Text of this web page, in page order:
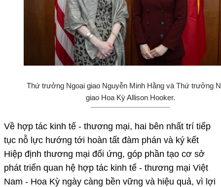
Thứ trưởng Ngoại giao Nguyễn Minh Hằng và Thứ trưởng
giao Hoa Kỳ Allison Hooker.
Về hợp tác kinh tế - thương mại, hai bên nhất trí tiếp
tục nỗ lực hướng tới hoàn tất đàm phán và ký kết
Hiệp định thương mại đối ứng, góp phần tạo cơ sở
phát triển quan hệ hợp tác kinh tế - thương mại Việt
Nam - Hoa Kỳ ngày càng bền vững và hiệu quả, vì lợi